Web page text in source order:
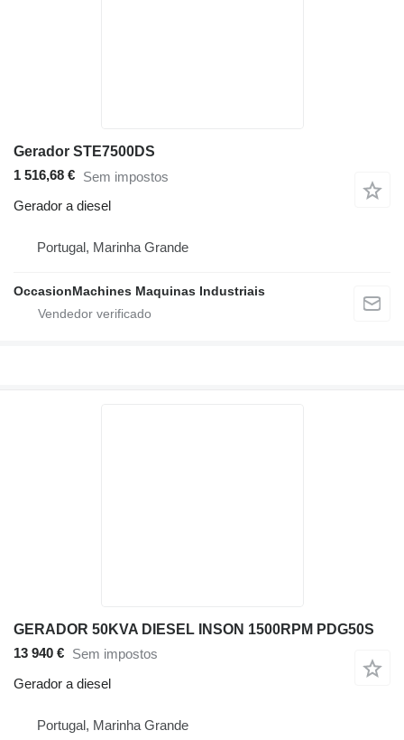
Gerador STE7500DS
1 516,68 € Sem impostos
Gerador a diesel
Portugal, Marinha Grande
OccasionMachines Maquinas Industriais
GERADOR 50KVA DIESEL INSON 1500RPM PDG50S
13 940 € Sem impostos
Gerador a diesel
Portugal, Marinha Grande